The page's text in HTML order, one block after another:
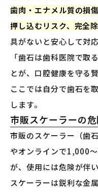
歯肉・エナメル質の損
押し込むリスク、完全
具がないと安心して対
「歯石は歯科医院で取
とが、口腔健康を守る
ここでは自分で歯石を
します。
市販スケーラーの
市販のスケーラー（歯
やオンラインで1,000
が、使用には危険が伴い
スケーラーは鋭利な金